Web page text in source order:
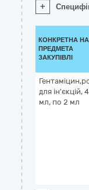
+
КОНКРЕТНА
ПРЕДМЕТА
ЗАКУПІВЛІ
для ін'єкцій,
мл, по 2 мл